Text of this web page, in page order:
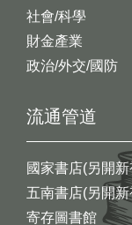
社會/科學
財金產業
政治/外交/國防
流通管道
國家書店(另開
五南書店(另開
寄存圖書館